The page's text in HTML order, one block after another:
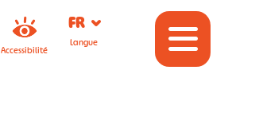
Accessibilité
FR
Langue